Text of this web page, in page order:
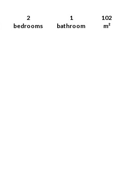
2
bedrooms
1
bathroom
102
m²